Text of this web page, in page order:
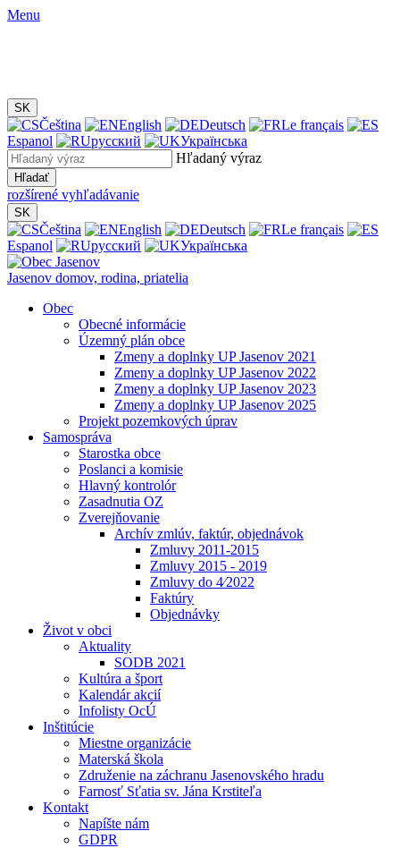
Menu
SK
Čeština English Deutsch
Le français
Espanol
русский
Українська
Hľadaný výraz
Hľadať
rozšírené vyhľadávanie
SK
Čeština English Deutsch
Le français
Espanol
русский Українська
Jasenov domov, rodina, priatelia
Obec
Obecné informácie
Územný plán obce
Zmeny a doplnky UP Jasenov 2021
Zmeny a doplnky UP Jasenov 2022
Zmeny a doplnky UP Jasenov 2023
Zmeny a doplnky UP Jasenov 2025
Projekt pozemkových úprav
Samospráva
Starostka obce
Poslanci a komisie
Hlavný kontrolór
Zasadnutia OZ
Zverejňovanie
Archív zmlúv, faktúr, objednávok
Zmluvy 2011-2015
Zmluvy 2015 - 2019
Zmluvy do 4⁄2022
Faktúry
Objednávky
Život v obci
Aktuality
SODB 2021
Kultúra a šport
Kalendár akcií
Infolisty OcÚ
Inštitúcie
Miestne organizácie
Materská škola
Združenie na záchranu Jasenovského hradu
Farnosť Sťatia sv. Jána Krstiteľa
Kontakt
Napíšte nám
GDPR